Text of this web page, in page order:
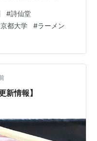
703-1087●定休
ージ…Twitter 記事制
#詩仙堂
京都大学 #ラーメン
新情報】